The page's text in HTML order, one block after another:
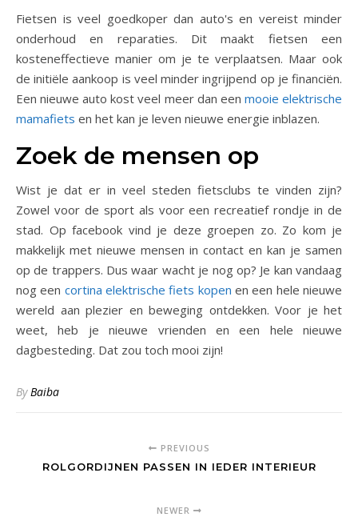
Fietsen is veel goedkoper dan auto's en vereist minder
onderhoud en reparaties. Dit maakt fietsen een
kosteneffectieve manier om je te verplaatsen. Maar ook
de initiële aankoop is veel minder ingrijpend op je financiën.
Een nieuwe auto kost veel meer dan een mooie elektrische
mamafiets en het kan je leven nieuwe energie inblazen.
Zoek de mensen op
Wist je dat er in veel steden fietsclubs te vinden zijn?
Zowel voor de sport als voor een recreatief rondje in de
stad. Op facebook vind je deze groepen zo. Zo kom je
makkelijk met nieuwe mensen in contact en kan je samen
op de trappers. Dus waar wacht je nog op? Je kan vandaag
nog een cortina elektrische fiets kopen en een hele nieuwe
wereld aan plezier en beweging ontdekken. Voor je het
weet, heb je nieuwe vrienden en een hele nieuwe
dagbesteding. Dat zou toch mooi zijn!
By Baiba
PREVIOUS
ROLGORDIJNEN PASSEN IN IEDER INTERIEUR
NEWER